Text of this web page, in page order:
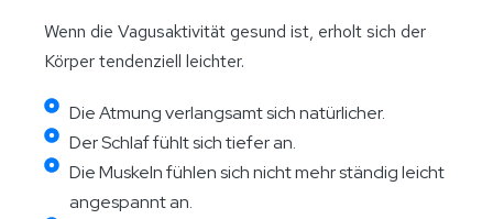
Wenn die Vagusaktivität gesund ist, erholt sich der
Körper tendenziell leichter.
Die Atmung verlangsamt sich natürlicher.
Der Schlaf fühlt sich tiefer an.
Die Muskeln fühlen sich nicht mehr ständig leicht
angespannt an.